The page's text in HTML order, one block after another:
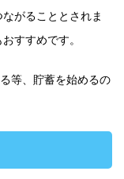
がることとされま
すすめです。
等、貯蓄を始めるの